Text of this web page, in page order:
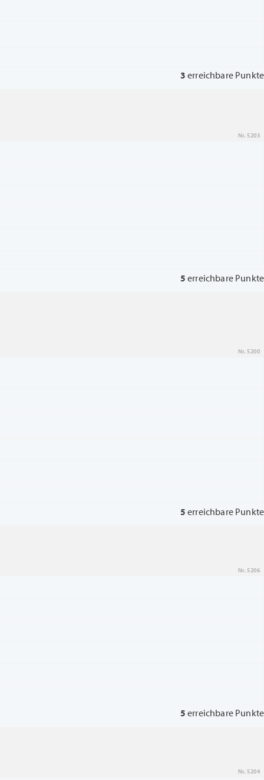
3 erreichbare Punkte
Nr. 5203
5 erreichbare Punkte
Nr. 5200
5 erreichbare Punkte
Nr. 5206
5 erreichbare Punkte
Nr. 5204